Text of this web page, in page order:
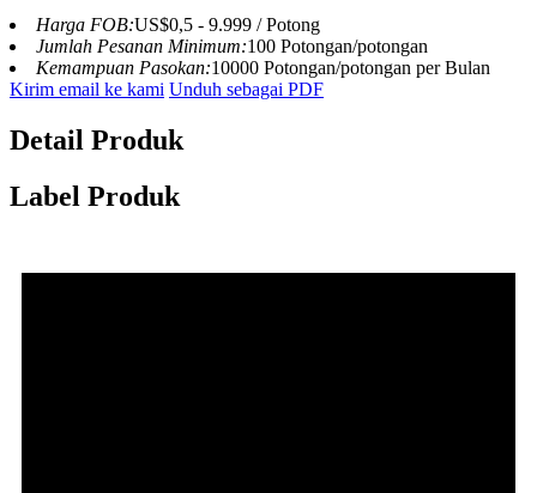
Harga FOB:US$0,5 - 9.999 / Potong
Jumlah Pesanan Minimum:100 Potongan/potongan
Kemampuan Pasokan:10000 Potongan/potongan per Bulan
Kirim email ke kami Unduh sebagai PDF
Detail Produk
Label Produk